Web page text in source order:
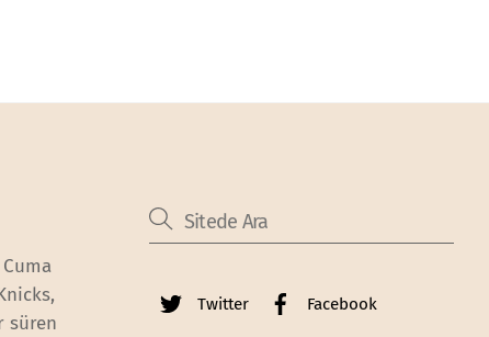
süren
Twitter Facebook